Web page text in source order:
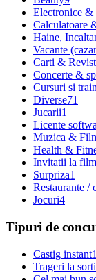
Electronice &
Calculatoare
Haine,
Vacante
Carti &
Concerte &
Cursuri si
Diverse71
Jucarii1
Licente
Muzica &
Health &
Invitatii la
Surpriza1
Restaurante /
Jocuri4
Tipuri de
Castig instant
Trageri la sorti